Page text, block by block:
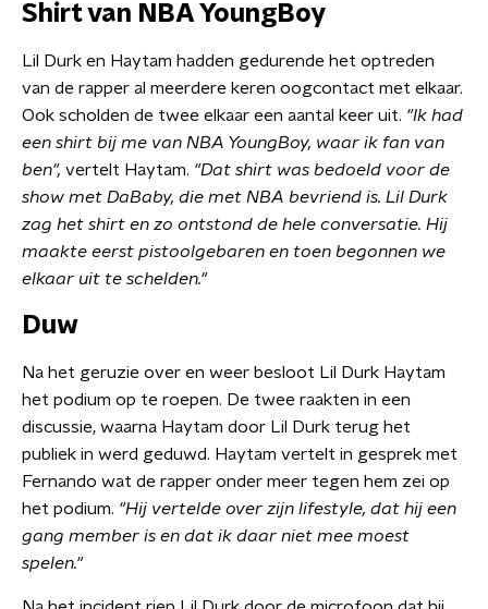
Shirt van NBA YoungBoy
Lil Durk en Haytam hadden gedurende het optreden
van de rapper al meerdere keren oogcontact met elkaar.
Ook scholden de twee elkaar een aantal keer uit. "Ik had
een shirt bij me van NBA YoungBoy, waar ik fan van
ben", vertelt Haytam. "Dat shirt was bedoeld voor de
show met DaBaby, die met NBA bevriend is. Lil Durk
zag het shirt en zo ontstond de hele conversatie. Hij
maakte eerst pistoolgebaren en toen begonnen we
elkaar uit te schelden."
Duw
Na het geruzie over en weer besloot Lil Durk Haytam
het podium op te roepen. De twee raakten in een
discussie, waarna Haytam door Lil Durk terug het
publiek in werd geduwd. Haytam vertelt in gesprek met
Fernando wat de rapper onder meer tegen hem zei op
het podium. "Hij vertelde over zijn lifestyle, dat hij een
gang member is en dat ik daar niet mee moest
spelen."